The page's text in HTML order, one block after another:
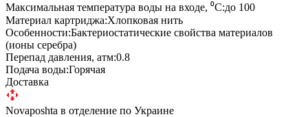
Максимальная температура воды на входе, ⁰С:до 100
Материал картриджа:Хлопковая нить
Особенности:Бактериостатические свойства материалов
(ионы серебра)
Перепад давления, атм:0.8
Подача воды:Горячая
Доставка
Novaposhta в отделение по Украине